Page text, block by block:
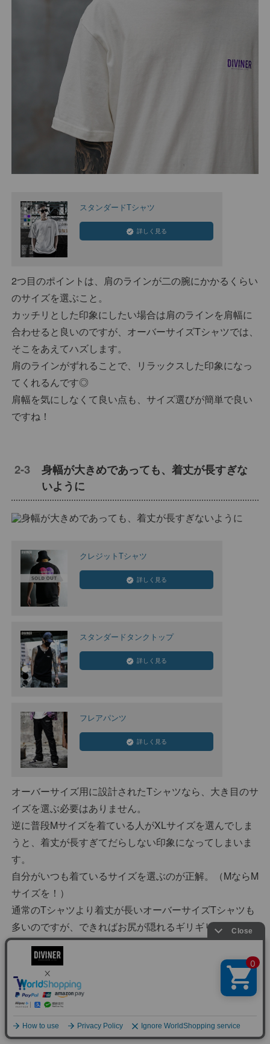
スタンダードTシャツ
詳しく見る
2つ目のポイントは、肩のラインが二の腕にかかるくらい
のサイズを選ぶこと。
カッチリとした印象にしたい場合は肩のラインを肩幅に
合わせると良いのですが、オーバーサイズTシャツでは、
そこをあえてハズします。
肩のラインがずれることで、リラックスした印象になっ
てくれるんです◎
肩幅を気にしなくて良い点も、サイズ選びが簡単で良い
ですね！
身幅が大きめであっても、着丈が長すぎな
いように
クレジットTシャツ
詳しく見る
スタンダードタンクトップ
詳しく見る
フレアパンツ
詳しく見る
オーバーサイズ用に設計されたTシャツなら、大き目のサ
イズを選ぶ必要はありません。
逆に普段Mサイズを着ている人がXLサイズを選んでしま
うと、着丈が長すぎてだらしない印象になってしまいま
す。
自分がいつも着ているサイズを選ぶのが正解。（MならM
サイズを！）
通常のTシャツより着丈が長いオーバーサイズTシャツも
多いのですが、できればお尻が隠れるギリギリまでの長
さがベストです。
逆に丈が短すぎるとダサいメンズに見えてしまうので、
ズボンのポケットに被るくらいを意識すると◎
生地が薄くないこと